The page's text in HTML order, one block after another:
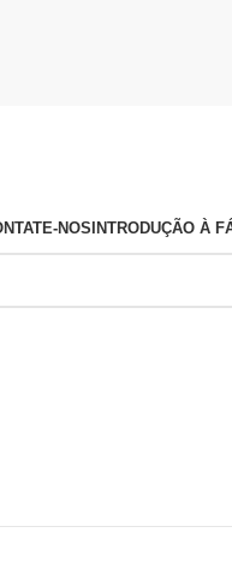
NOSINTRODUÇÃO À